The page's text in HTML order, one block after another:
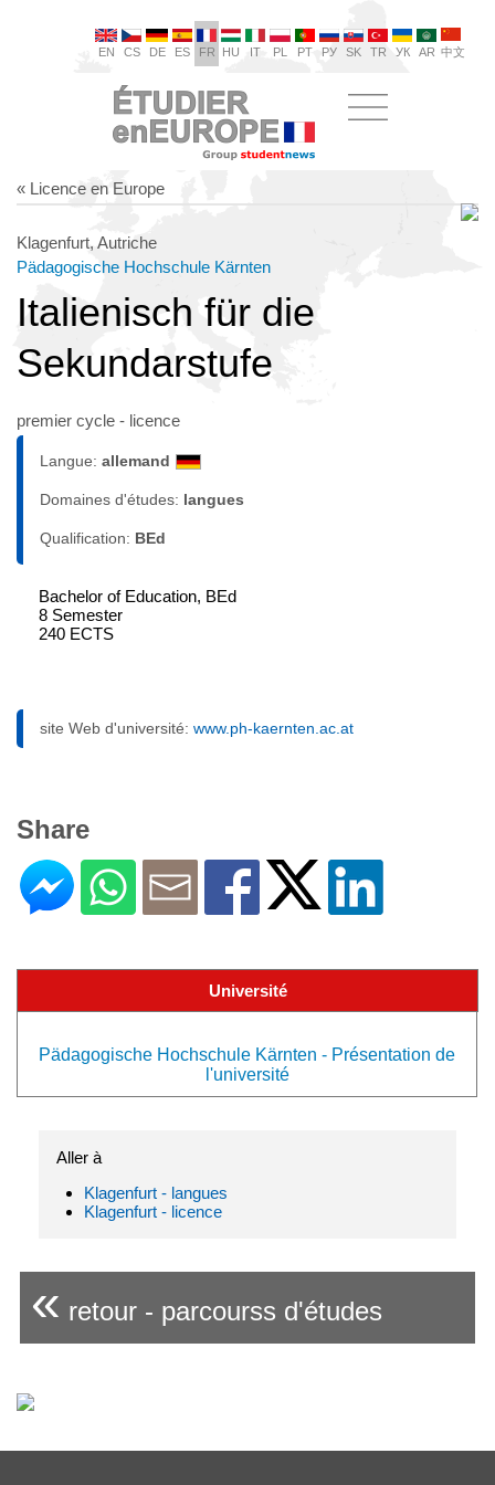
EN CS DE ES FR HU IT PL PT РУ SK TR УК AR 中文
« Licence en Europe
Klagenfurt, Autriche
Pädagogische Hochschule Kärnten
Italienisch für die
Sekundarstufe
premier cycle - licence
Langue: allemand
Domaines d'études: langues
Qualification: BEd
Bachelor of Education, BEd
8 Semester
240 ECTS
site Web d'université: www.ph-kaernten.ac.at
Share
Université
Pädagogische Hochschule Kärnten - Présentation de
l'université
Aller à
Klagenfurt - langues
Klagenfurt - licence
« retour - parcourss d'études